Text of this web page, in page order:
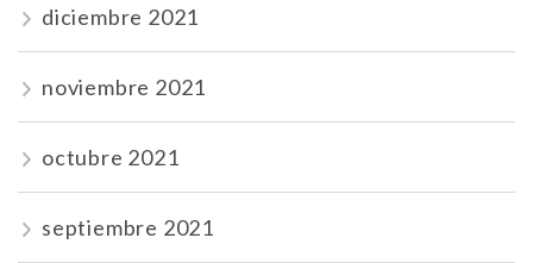
diciembre 2021
noviembre 2021
octubre 2021
septiembre 2021